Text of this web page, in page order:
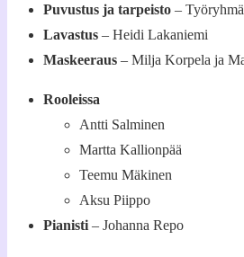
Puvustus ja tarpeisto – Työryhmä
Lavastus – Heidi Lakaniemi
Maskeeraus – Milja Korpela ja
Rooleissa
Antti Salminen
Martta Kallionpää
Teemu Mäkinen
Aksu Piippo
Pianisti – Johanna Repo